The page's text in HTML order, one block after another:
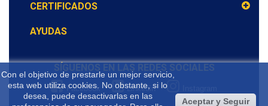
CERTIFICADOS
AYUDAS
Con el objetivo de prestarle un mejor servicio,
esta web utiliza cookies. No obstante, si lo
desea, puede desactivarlas en las
Aceptar y Seguir
SÍGUENOS EN LAS REDES SOCIALES
Facebook Linkedin